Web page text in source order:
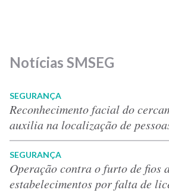
Notícias SMSEG
SEGURANÇA
Reconhecimento facial do
auxilia na localização de
SEGURANÇA
Operação contra o furto de fios
estabelecimentos por falta de